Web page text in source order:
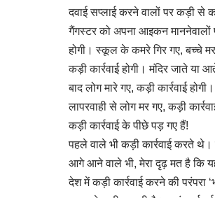
दवाई सप्लाई करने वालों पर कड़ी से
गैंगस्टर को अपना आइकन माननेवालों
होगी। स्कूल के कमरे गिर गए, बच्चे
कड़ी कार्रवाई होगी। मंदिर जाते
बाद लोग मारे गए, कड़ी कार्रवाई
लापरवाही से लोग मर गए, कड़ी
कड़ी कार्रवाई के पीछे पड़ गए हैं!
पहले वाले भी कड़ी कार्रवाई करते
आगे आने वाले भी, मेरा दृढ़ मत है कि
देश में कड़ी कार्रवाई करने की परंपरा